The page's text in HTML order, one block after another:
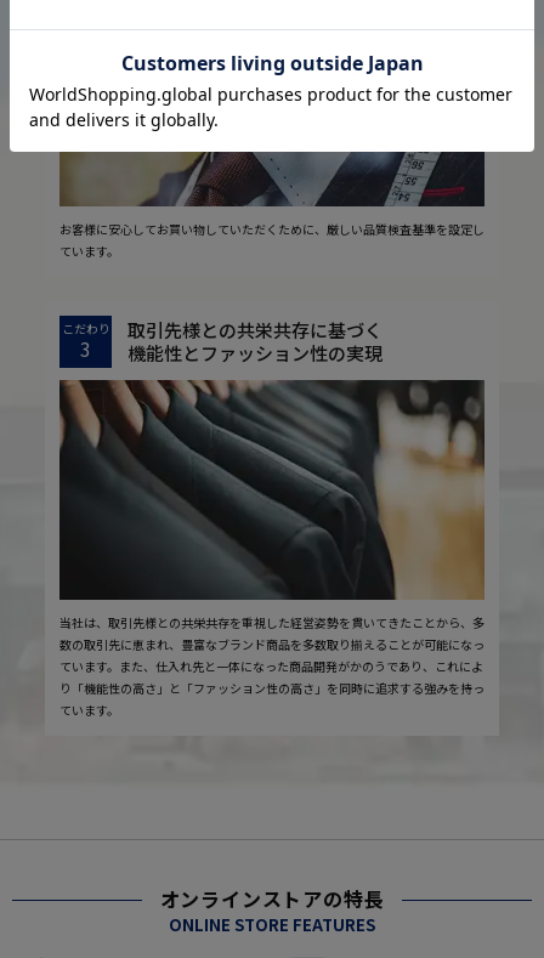
お客様に安心してお買い物していただくために、厳しい品質検査基準を設定し
ています。
こだわり
3
取引先様との共栄共存に基づく
機能性とファッション性の実現
当社は、取引先様との共栄共存を重視した経営姿勢を貫いてきたことから、多
数の取引先に恵まれ、豊富なブランド商品を多数取り揃えることが可能になっ
ています。また、仕入れ先と一体になった商品開発がかのうであり、これによ
り「機能性の高さ」と「ファッション性の高さ」を同時に追求する強みを持っ
ています。
オンラインストアの特長
ONLINE STORE FEATURES